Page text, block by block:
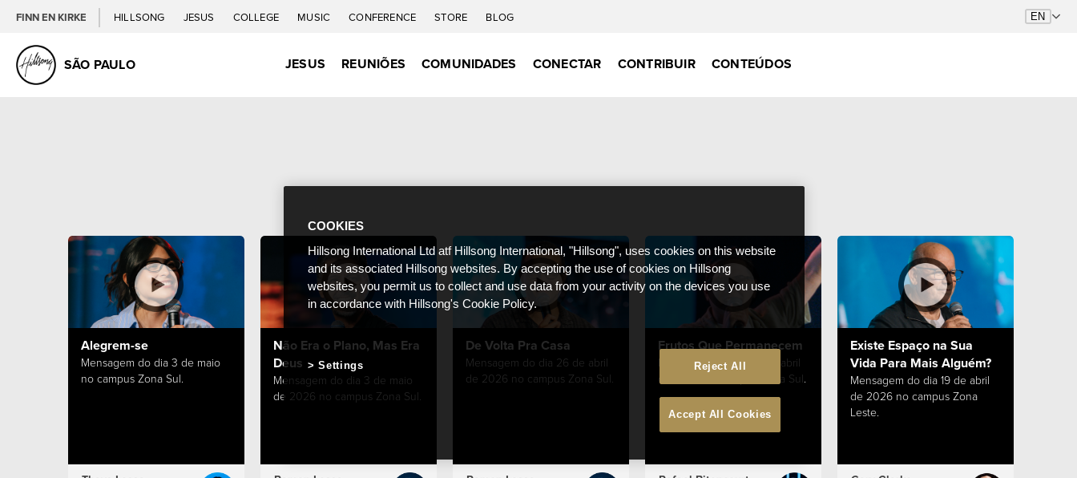
FINN EN KIRKE HILLSONG JESUS COLLEGE MUSIC CONFERENCE STORE BLOG
SÃO PAULO JESUS REUNIÕES COMUNIDADES CONECTAR CONTRIBUIR CONTEÚDOS
Alegrem-se
Mensagem do dia 3 de maio
no campus Zona Sul.
Não Era o Plano, Mas Era
Deus
Mensagem do dia 3 de maio
de 2026 no campus Zona Sul.
De Volta Pra Casa
Mensagem do dia 26 de abril
de 2026 no campus Zona Sul.
Frutos Que Permanecem
Mensagem do dia 26 de abril
de 2026 no campus Zona Sul.
Existe Espaço na Sua
Vida Para Mais Alguém?
Mensagem do dia 19 de abril
de 2026 no campus Zona
Leste.
COOKIES
Hillsong International Ltd atf Hillsong International, "Hillsong", uses cookies on this website
and its associated Hillsong websites. By accepting the use of cookies on Hillsong
websites, you permit us to collect and use data from your activity on the devices you use
in accordance with Hillsong's Cookie Policy.
Reject All
Accept All Cookies
Settings